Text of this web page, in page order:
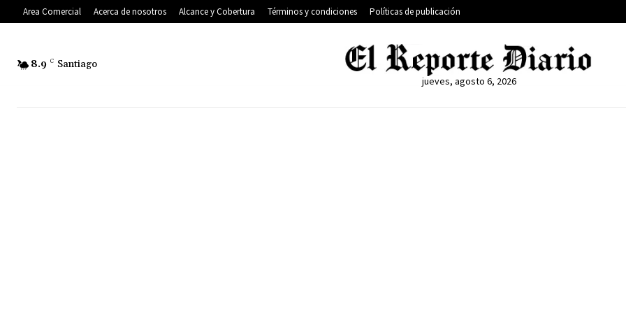
Area Comercial Acerca de nosotros Alcance y Cobertura Términos y condiciones Políticas de publicación
8.9 C Santiago
jueves, agosto 6, 2026